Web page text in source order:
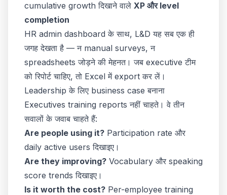
cumulative growth दिखाने वाले XP और level
completion
HR admin dashboard के साथ, L&D यह सब एक ही
जगह देखता है — न manual surveys, न
spreadsheets जोड़ने की मेहनत। जब executive टीम
को रिपोर्ट चाहिए, तो Excel में export कर लें।
Leadership के लिए business case बनाना
Executives training reports नहीं चाहते। वे तीन
सवालों के जवाब चाहते हैं:
Are people using it? Participation rate और
daily active users दिखाइए।
Are they improving? Vocabulary और speaking
score trends दिखाइए।
Is it worth the cost? Per-employee training